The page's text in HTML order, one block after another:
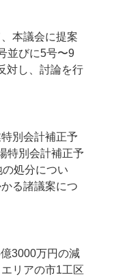
本議会に提案
並びに5号〜9
対し、討論を行
別会計補正予
特別会計補正予
処分につい
る諸議案につ
3000万円の減
リアの市1工区